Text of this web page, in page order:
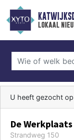
lokaal
U heeft gezocht op
De Werkplaats
Strandweg 150